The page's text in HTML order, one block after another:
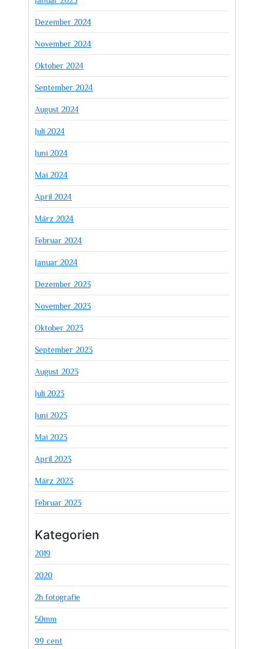
Dezember 2024
November 2024
Oktober 2024
September 2024
August 2024
Juli 2024
Juni 2024
Mai 2024
April 2024
März 2024
Februar 2024
Januar 2024
Dezember 2023
November 2023
Oktober 2023
September 2023
August 2023
Juli 2023
Juni 2023
Mai 2023
April 2023
März 2023
Februar 2023
Kategorien
2019
2020
2h fotografie
50mm
99 cent